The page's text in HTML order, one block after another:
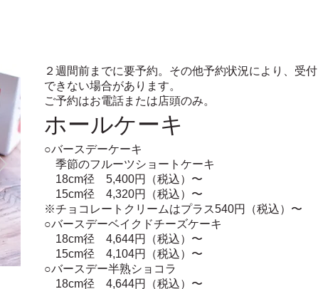
２週間前までに要予約。その他予約状況により、受付
できない場合があります。
​ご予約はお電話または店頭のみ。
ホールケーキ
○バースデーケーキ
季節のフルーツショートケーキ
18cm径 5,400円（税込）〜
15cm径 4,320円（税込）〜
※チョコレートクリームはプラス540円（税込）〜
○バースデーベイクドチーズケーキ
18cm径 4,644円（税込）〜
15cm径 4,104円（税込）〜
​○バースデー半熟ショコラ
18cm径 4,644円（税込）〜